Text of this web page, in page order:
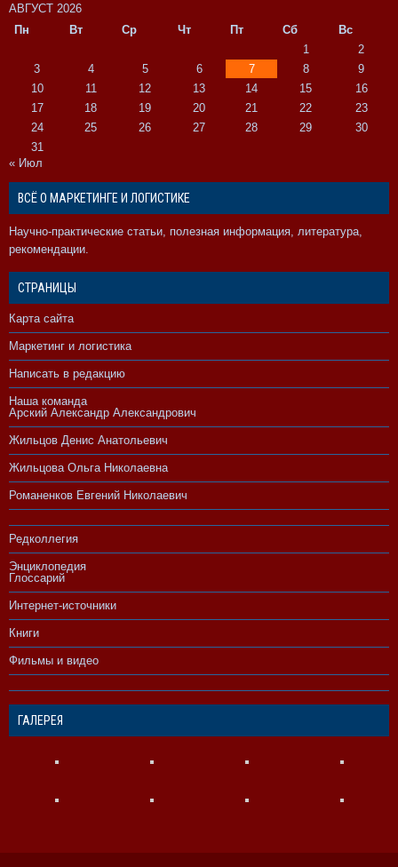
АВГУСТ 2026
Пн
Вт Ср Чт Пт Сб
Вс
1
2
3
4 5 6 7 8
9
10
11 12 13 14 15
16
17
18 19 20 21 22
23
24
25 26 27 28 29
30
31
« Июл
ВСЁ О МАРКЕТИНГЕ И ЛОГИСТИКЕ
Научно-практические статьи, полезная информация, литература,
рекомендации.
СТРАНИЦЫ
Карта сайта
Маркетинг и логистика
Написать в редакцию
Наша команда
Арский Александр Александрович
Жильцов Денис Анатольевич
Жильцова Ольга Николаевна
Романенков Евгений Николаевич
Редколлегия
Энциклопедия
Глоссарий
Интернет-источники
Книги
Фильмы и видео
ГАЛЕРЕЯ